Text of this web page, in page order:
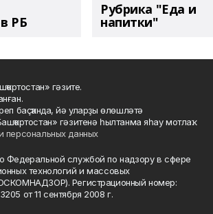
РБ
Рубрика "Еда и
напитки"
гәзите.
баҫҡанда, йә уларҙы өлөшләтә
гәзитенә һылтанма яһау мотлаҡ.
персональных данных
Федеральной службой по надзору в сфере
технологий и массовых
Регистрационный номер:
от 11 сентября 2008 г.